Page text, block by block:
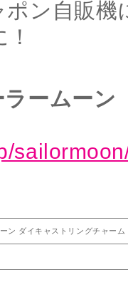
ン自販機
ラームー
ン ダイキャストリングチャーム